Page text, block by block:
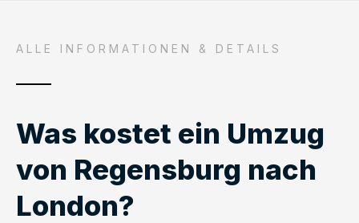
ALLE INFORMATIONEN & DETAILS
Was kostet ein Umzug
von Regensburg nach
London?